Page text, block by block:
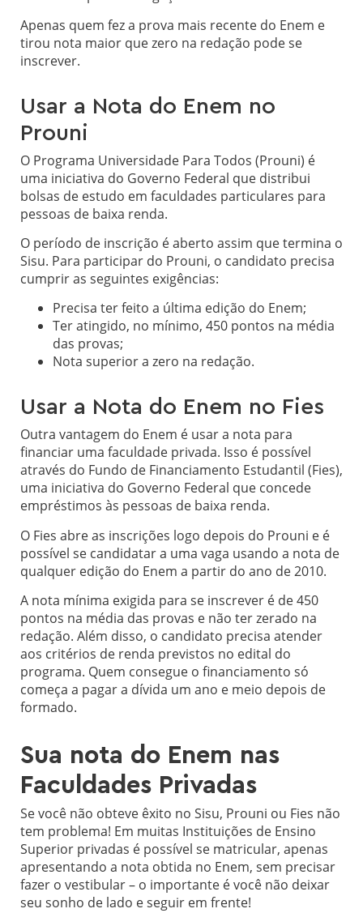
Apenas quem fez a prova mais recente do Enem e
tirou nota maior que zero na redação pode se
inscrever.
Usar a Nota do Enem no
Prouni
O Programa Universidade Para Todos (Prouni) é
uma iniciativa do Governo Federal que distribui
bolsas de estudo em faculdades particulares para
pessoas de baixa renda.
O período de inscrição é aberto assim que termina o
Sisu. Para participar do Prouni, o candidato precisa
cumprir as seguintes exigências:
Precisa ter feito a última edição do Enem;
Ter atingido, no mínimo, 450 pontos na média
das provas;
Nota superior a zero na redação.
Usar a Nota do Enem no Fies
Outra vantagem do Enem é usar a nota para
financiar uma faculdade privada. Isso é possível
através do Fundo de Financiamento Estudantil (Fies),
uma iniciativa do Governo Federal que concede
empréstimos às pessoas de baixa renda.
O Fies abre as inscrições logo depois do Prouni e é
possível se candidatar a uma vaga usando a nota de
qualquer edição do Enem a partir do ano de 2010.
A nota mínima exigida para se inscrever é de 450
pontos na média das provas e não ter zerado na
redação. Além disso, o candidato precisa atender
aos critérios de renda previstos no edital do
programa. Quem consegue o financiamento só
começa a pagar a dívida um ano e meio depois de
formado.
Sua nota do Enem nas
Faculdades Privadas
Se você não obteve êxito no Sisu, Prouni ou Fies não
tem problema! Em muitas Instituições de Ensino
Superior privadas é possível se matricular, apenas
apresentando a nota obtida no Enem, sem precisar
fazer o vestibular – o importante é você não deixar
seu sonho de lado e seguir em frente!